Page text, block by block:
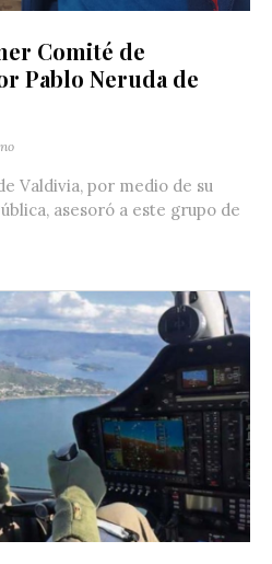
Comité de
Pablo Neruda de
Valdivia, por medio de su
asesoró a este grupo de